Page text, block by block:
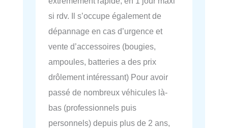
si rdv. Il s’occupe également de
dépannage en cas d’urgence et
vente d’accessoires (bougies,
ampoules, batteries a des prix
drôlement intéressant) Pour avoir
passé de nombreux véhicules là-
bas (professionnels puis
personnels) depuis plus de 2 ans,